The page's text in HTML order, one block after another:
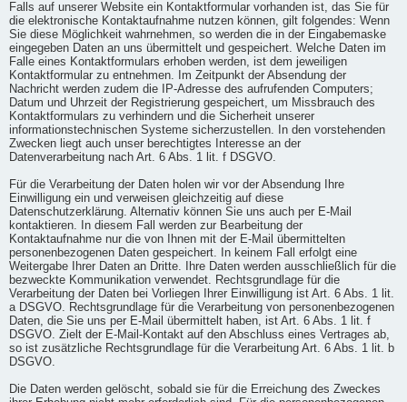
Falls auf unserer Website ein Kontaktformular vorhanden ist, das Sie für
die elektronische Kontaktaufnahme nutzen können, gilt folgendes: Wenn
Sie diese Möglichkeit wahrnehmen, so werden die in der Eingabemaske
eingegeben Daten an uns übermittelt und gespeichert. Welche Daten im
Falle eines Kontaktformulars erhoben werden, ist dem jeweiligen
Kontaktformular zu entnehmen. Im Zeitpunkt der Absendung der
Nachricht werden zudem die IP-Adresse des aufrufenden Computers;
Datum und Uhrzeit der Registrierung gespeichert, um Missbrauch des
Kontaktformulars zu verhindern und die Sicherheit unserer
informationstechnischen Systeme sicherzustellen. In den vorstehenden
Zwecken liegt auch unser berechtigtes Interesse an der
Datenverarbeitung nach Art. 6 Abs. 1 lit. f DSGVO.
Für die Verarbeitung der Daten holen wir vor der Absendung Ihre
Einwilligung ein und verweisen gleichzeitig auf diese
Datenschutzerklärung. Alternativ können Sie uns auch per E-Mail
kontaktieren. In diesem Fall werden zur Bearbeitung der
Kontaktaufnahme nur die von Ihnen mit der E-Mail übermittelten
personenbezogenen Daten gespeichert. In keinem Fall erfolgt eine
Weitergabe Ihrer Daten an Dritte. Ihre Daten werden ausschließlich für die
bezweckte Kommunikation verwendet. Rechtsgrundlage für die
Verarbeitung der Daten bei Vorliegen Ihrer Einwilligung ist Art. 6 Abs. 1 lit.
a DSGVO. Rechtsgrundlage für die Verarbeitung von personenbezogenen
Daten, die Sie uns per E-Mail übermittelt haben, ist Art. 6 Abs. 1 lit. f
DSGVO. Zielt der E-Mail-Kontakt auf den Abschluss eines Vertrages ab,
so ist zusätzliche Rechtsgrundlage für die Verarbeitung Art. 6 Abs. 1 lit. b
DSGVO.
Die Daten werden gelöscht, sobald sie für die Erreichung des Zweckes